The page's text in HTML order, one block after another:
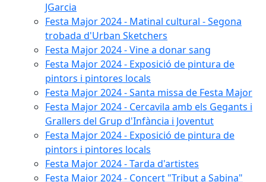
JGarcia
Festa Major 2024 - Matinal cultural - Segona
trobada d'Urban Sketchers
Festa Major 2024 - Vine a donar sang
Festa Major 2024 - Exposició de pintura de
pintors i pintores locals
Festa Major 2024 - Santa missa de Festa Major
Festa Major 2024 - Cercavila amb els Gegants i
Grallers del Grup d'Infància i Joventut
Festa Major 2024 - Exposició de pintura de
pintors i pintores locals
Festa Major 2024 - Tarda d'artistes
Festa Major 2024 - Concert "Tribut a Sabina"